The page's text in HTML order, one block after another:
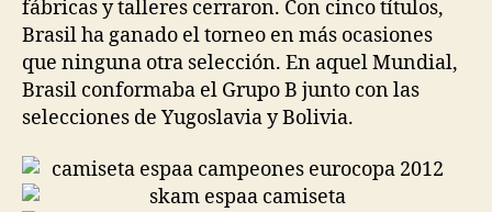
fábricas y talleres cerraron. Con cinco títulos,
Brasil ha ganado el torneo en más ocasiones
que ninguna otra selección. En aquel Mundial,
Brasil conformaba el Grupo B junto con las
selecciones de Yugoslavia y Bolivia.